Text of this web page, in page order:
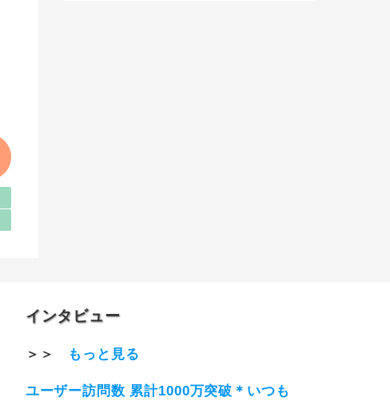
インタビュー
＞＞ もっと見る
ユーザー訪問数 累計1000万突破＊いつも